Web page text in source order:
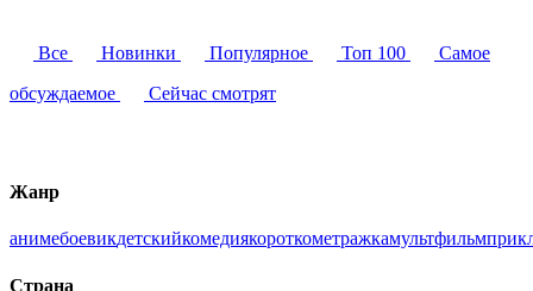
Все Новинки Популярное Топ 100
Самое
обсуждаемое
Сейчас смотрят
Жанр
анимебоевикдетскийкомедиякороткометражкамультфильм
Страна